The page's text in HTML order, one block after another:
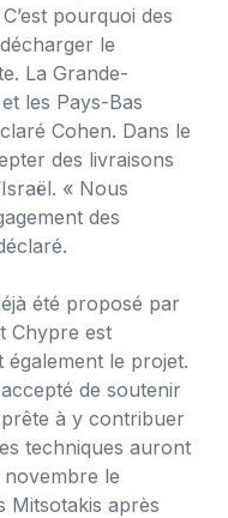
pourquoi des
le
La Grande-
les Pays-Bas
Cohen. Dans le
des livraisons
« Nous
des
été proposé par
Chypre est
le projet.
de soutenir
à y contribuer
techniques auront
le
Mitsotakis après